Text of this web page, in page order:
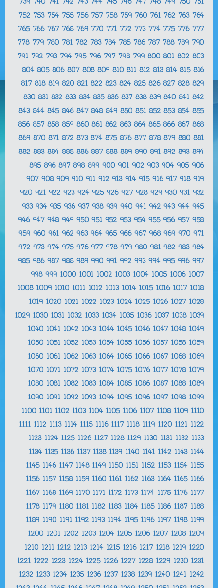
739 740 741 742 743 744 745 746 747 748 749 750 751
752 753 754 755 756 757 758 759 760 761 762 763 764
765 766 767 768 769 770 771 772 773 774 775 776 777
778 779 780 781 782 783 784 785 786 787 788 789 790
791 792 793 794 795 796 797 798 799 800 801 802 803
804 805 806 807 808 809 810 811 812 813 814 815 816
817 818 819 820 821 822 823 824 825 826 827 828 829
830 831 832 833 834 835 836 837 838 839 840 841 842
843 844 845 846 847 848 849 850 851 852 853 854 855
856 857 858 859 860 861 862 863 864 865 866 867 868
869 870 871 872 873 874 875 876 877 878 879 880 881
882 883 884 885 886 887 888 889 890 891 892 893 894
895 896 897 898 899 900 901 902 903 904 905 906
907 908 909 910 911 912 913 914 915 916 917 918 919
920 921 922 923 924 925 926 927 928 929 930 931 932
933 934 935 936 937 938 939 940 941 942 943 944 945
946 947 948 949 950 951 952 953 954 955 956 957 958
959 960 961 962 963 964 965 966 967 968 969 970 971
972 973 974 975 976 977 978 979 980 981 982 983 984
985 986 987 988 989 990 991 992 993 994 995 996 997
998 999 1000 1001 1002 1003 1004 1005 1006 1007
1008 1009 1010 1011 1012 1013 1014 1015 1016 1017 1018
1019 1020 1021 1022 1023 1024 1025 1026 1027 1028
1029 1030 1031 1032 1033 1034 1035 1036 1037 1038 1039
1040 1041 1042 1043 1044 1045 1046 1047 1048 1049
1050 1051 1052 1053 1054 1055 1056 1057 1058 1059
1060 1061 1062 1063 1064 1065 1066 1067 1068 1069
1070 1071 1072 1073 1074 1075 1076 1077 1078 1079
1080 1081 1082 1083 1084 1085 1086 1087 1088 1089
1090 1091 1092 1093 1094 1095 1096 1097 1098 1099
1100 1101 1102 1103 1104 1105 1106 1107 1108 1109 1110
1111 1112 1113 1114 1115 1116 1117 1118 1119 1120 1121 1122
1123 1124 1125 1126 1127 1128 1129 1130 1131 1132 1133
1134 1135 1136 1137 1138 1139 1140 1141 1142 1143 1144
1145 1146 1147 1148 1149 1150 1151 1152 1153 1154 1155
1156 1157 1158 1159 1160 1161 1162 1163 1164 1165 1166
1167 1168 1169 1170 1171 1172 1173 1174 1175 1176 1177
1178 1179 1180 1181 1182 1183 1184 1185 1186 1187 1188
1189 1190 1191 1192 1193 1194 1195 1196 1197 1198 1199
1200 1201 1202 1203 1204 1205 1206 1207 1208 1209
1210 1211 1212 1213 1214 1215 1216 1217 1218 1219 1220
1221 1222 1223 1224 1225 1226 1227 1228 1229 1230 1231
1232 1233 1234 1235 1236 1237 1238 1239 1240 1241 1242